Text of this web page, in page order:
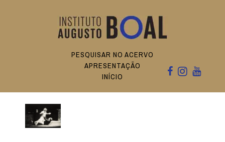
PESQUISAR NO ACERVO
APRESENTAÇÃO
INÍCIO